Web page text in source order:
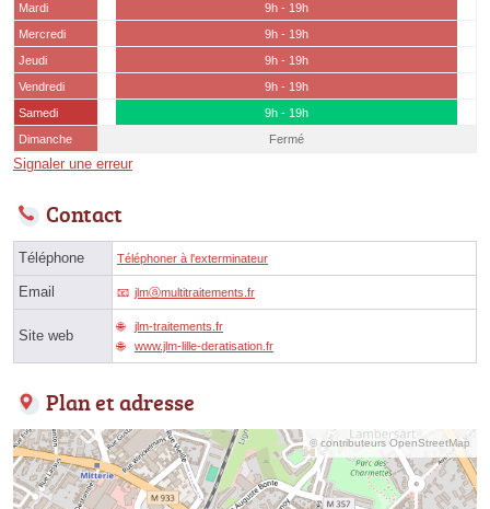
Mardi
9h - 19h
Mercredi
9h - 19h
Jeudi
9h - 19h
Vendredi
9h - 19h
Samedi
9h - 19h
Dimanche
Fermé
Signaler une erreur
Contact
Téléphone Téléphoner à l'exterminateur
Email jlmⓐmultitraitements.fr
Site web
jlm-traitements.fr
www.jlm-lille-deratisation.fr
Plan et adresse
© contributeurs OpenStreetMap